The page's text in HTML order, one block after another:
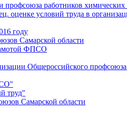
профсоюза работников
оценке условий труда в
году
Самарской области
ФПСО
Общероссийского
труд"
Самарской области